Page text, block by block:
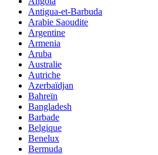
Antigua-et-Barbuda
Arabie Saoudite
Argentine
Armenia
Aruba
Australie
Autriche
Azerbaïdjan
Bahreïn
Bangladesh
Barbade
Belgique
Benelux
Bermuda